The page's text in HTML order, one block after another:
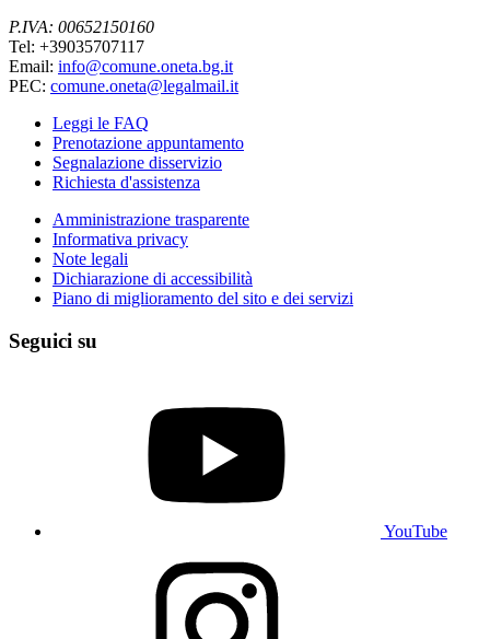
P.IVA: 00652150160
Tel: +39035707117
Email: info@comune.oneta.bg.it
PEC: comune.oneta@legalmail.it
Leggi le FAQ
Prenotazione appuntamento
Segnalazione disservizio
Richiesta d'assistenza
Amministrazione trasparente
Informativa privacy
Note legali
Dichiarazione di accessibilità
Piano di miglioramento del sito e dei servizi
Seguici su
YouTube